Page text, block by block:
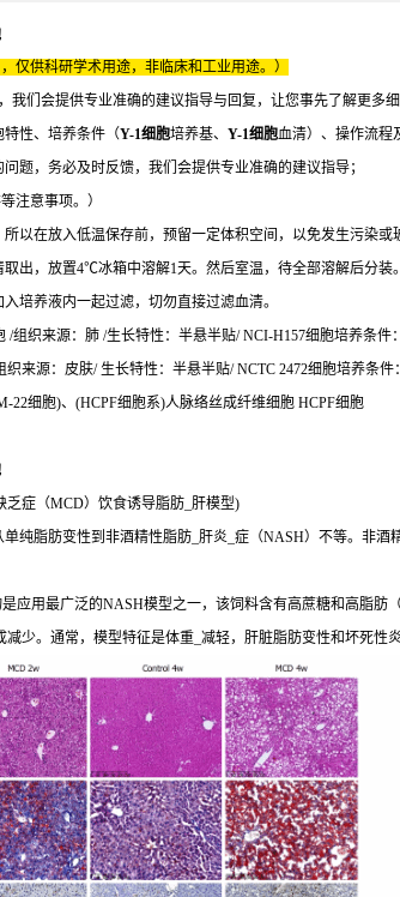
仅供科研学术用途，非临床和工业用途。）
我们会提供专业准确的建议指导与回复，让您事先了解更多
特性、培养条件（Y-1细胞培养基、 Y-1细胞血清）、操作流程
题，务必及时反馈，我们会提供专业准确的建议指导；
注意事项。）
以在放入低温保存前，预留一定体积空间，以免发生污染或
出，放置4℃冰箱中溶解1天。然后室温，待全部溶解后分装。
培养液内一起过滤，切勿直接过滤血清。
组织来源：肺 /生长特性：半悬半贴/ NCI-H157细胞培养条件
来源：皮肤/ 生长特性：半悬半贴/ NCTC 2472细胞培养条件
22细胞)、(HCPF细胞系)人脉络丝成纤维细胞 HCPF细胞
症（MCD）饮食诱导脂肪_肝模型)
纯脂肪变性到非酒精性脂肪_肝炎_症（NASH）不等。非
应用最广泛的NASH模型之一，该饲料含有高蔗糖和高脂
少。通常，模型特征是体重_减轻，肝脏脂肪变性和坏死性